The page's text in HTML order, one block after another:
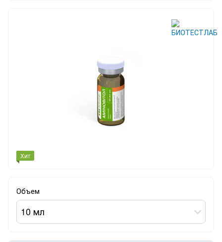
Хит
Объем
10 мл